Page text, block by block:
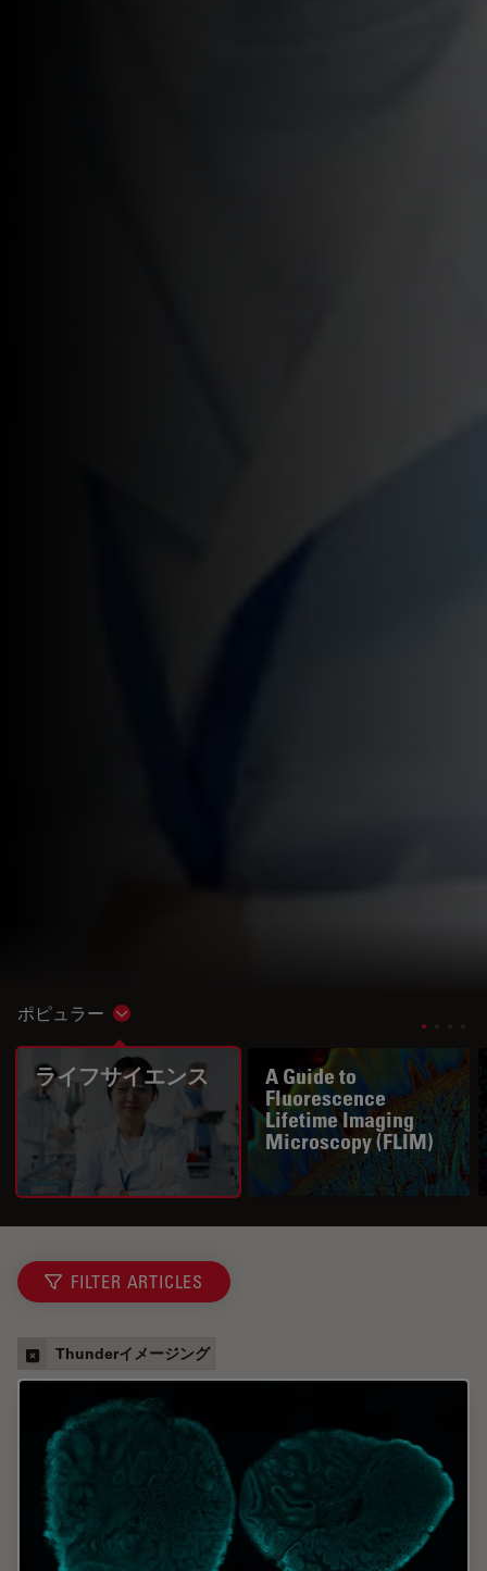
ポピュラー Show subnavigation
ライフサイエンス
A Guide to
Fluorescence
Lifetime Imaging
Microscopy (FLIM)
FILTER ARTICLES
Thunderイメージング